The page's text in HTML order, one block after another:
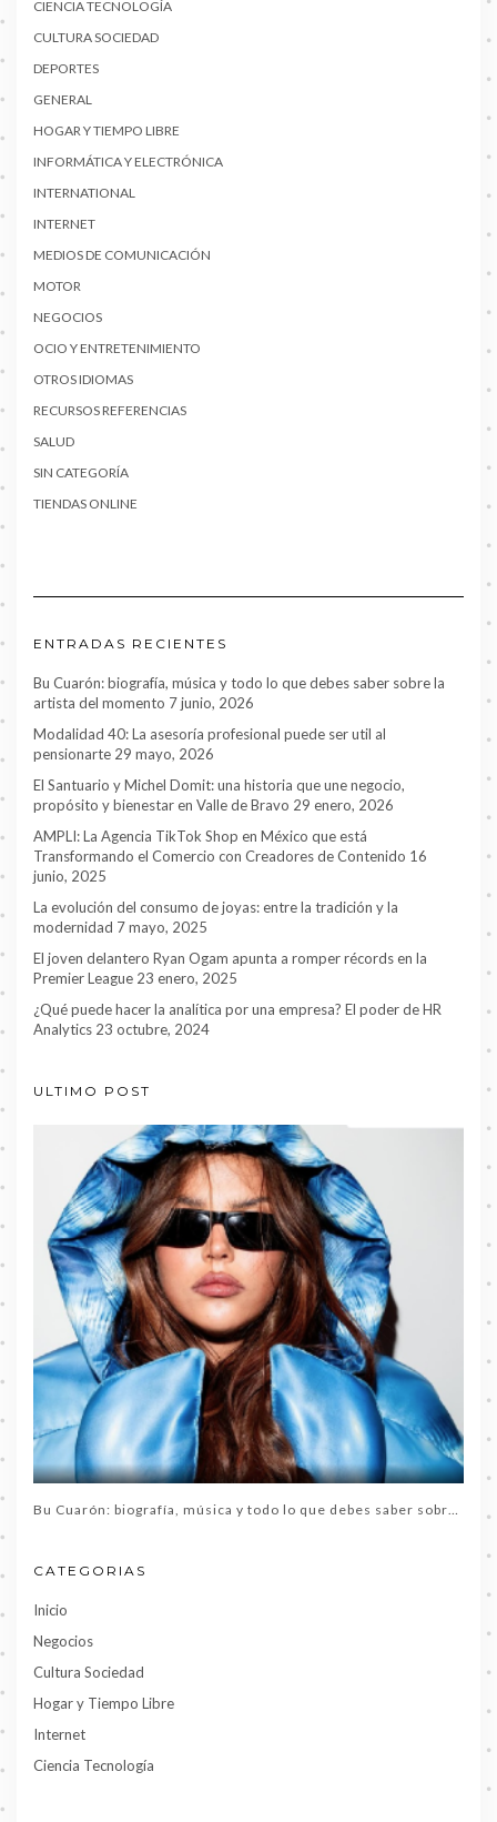
CIENCIA TECNOLOGÍA
CULTURA SOCIEDAD
DEPORTES
GENERAL
HOGAR Y TIEMPO LIBRE
INFORMÁTICA Y ELECTRÓNICA
INTERNATIONAL
INTERNET
MEDIOS DE COMUNICACIÓN
MOTOR
NEGOCIOS
OCIO Y ENTRETENIMIENTO
OTROS IDIOMAS
RECURSOS REFERENCIAS
SALUD
SIN CATEGORÍA
TIENDAS ONLINE
ENTRADAS RECIENTES
Bu Cuarón: biografía, música y todo lo que debes saber sobre la
artista del momento 7 junio, 2026
Modalidad 40: La asesoría profesional puede ser util al
pensionarte 29 mayo, 2026
El Santuario y Michel Domit: una historia que une negocio,
propósito y bienestar en Valle de Bravo 29 enero, 2026
AMPLI: La Agencia TikTok Shop en México que está
Transformando el Comercio con Creadores de Contenido 16
junio, 2025
La evolución del consumo de joyas: entre la tradición y la
modernidad 7 mayo, 2025
El joven delantero Ryan Ogam apunta a romper récords en la
Premier League 23 enero, 2025
¿Qué puede hacer la analítica por una empresa? El poder de HR
Analytics 23 octubre, 2024
ULTIMO POST
Bu Cuarón: biografía, música y todo lo que debes saber sobre la artista del momento
CATEGORIAS
Inicio
Negocios
Cultura Sociedad
Hogar y Tiempo Libre
Internet
Ciencia Tecnología